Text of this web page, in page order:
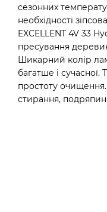
сезонних
необхідності
EXCELLENT 4V 33
пресування
Шикарний колір
багатше і сучасної.
простоту
стирання, подряпин